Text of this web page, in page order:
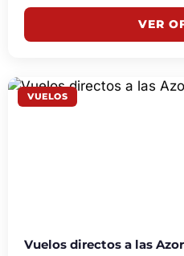
VER
VUELOS
Vuelos directos a las